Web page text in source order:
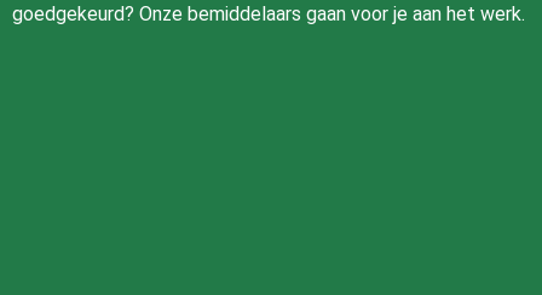
goedgekeurd? Onze bemiddelaars gaan voor je aan het werk.